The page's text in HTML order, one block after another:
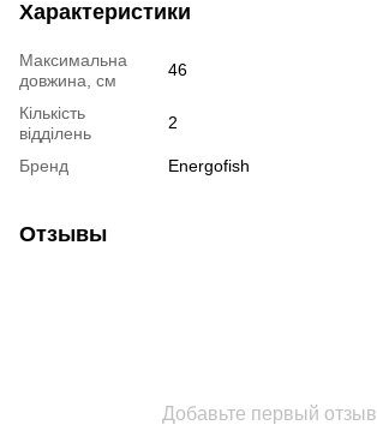
Характеристики
Максимальна
довжина, см
46
Кількість
відділень
2
Бренд Energofish
Отзывы
Добавьте первый отзыв